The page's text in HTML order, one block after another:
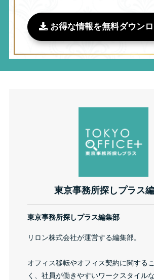
お得な情報を無料ダウン
東京事務所探しプラス
東京事務所探しプラス編集部
リロン株式会社が運営する編集部。
オフィス移転やオフィス契約に関する
く、社員が働きやすいワークスタイル